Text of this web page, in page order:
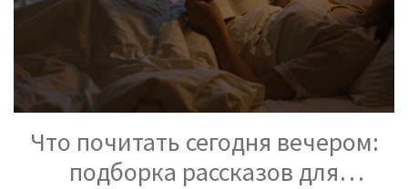
Что почитать сегодня вечером:
подборка рассказов для